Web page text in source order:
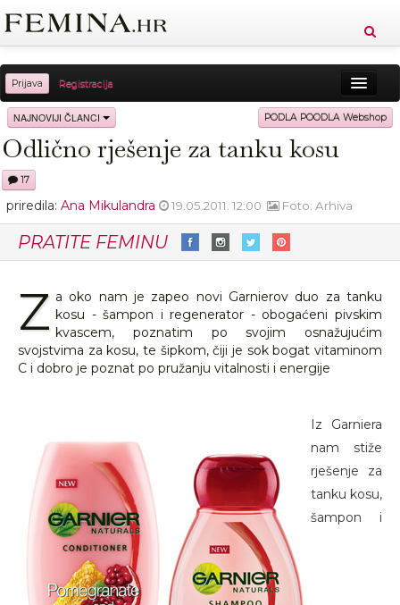
Prijava Registracija
Sreća Zdravlje Vitkost
Moda Ljubav Relax Putovanja Recepti
NAJNOVIJI ČLANCI PODLA POODLA Webshop
Odlično rješenje za tanku kosu
17
priredila: Ana Mikulandra 19.05.2011. 12:00 Foto: Arhiva
PRATITE FEMINU
Z a oko nam je zapeo novi Garnierov duo za tanku
kosu - šampon i regenerator - obogaćeni pivskim
kvascem, poznatim po svojim osnažujućim
svojstvima za kosu, te šipkom, čiji je sok bogat vitaminom
C i dobro je poznat po pružanju vitalnosti i energije
Iz Garniera
nam stiže
rješenje za
tanku kosu,
šampon i